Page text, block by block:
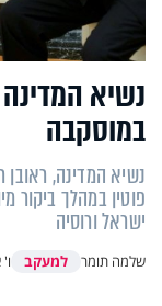
נשיא
במוסקבה
נשיא המדינה, ראובן
ישראל ורוסיה
שלמה תומר למעקב